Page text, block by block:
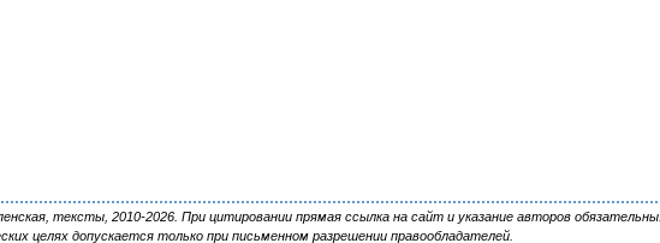
тексты, 2010-2026. При цитировании прямая ссылка на сайт и указание авторов обязательны.
целях допускается только при письменном разрешении правообладателей.